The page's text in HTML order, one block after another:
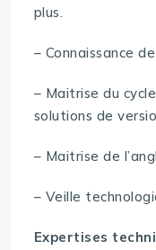
plus.
– Connaissance
– Maitrise du
solutions de
– Maitrise de
– Veille
Expertises